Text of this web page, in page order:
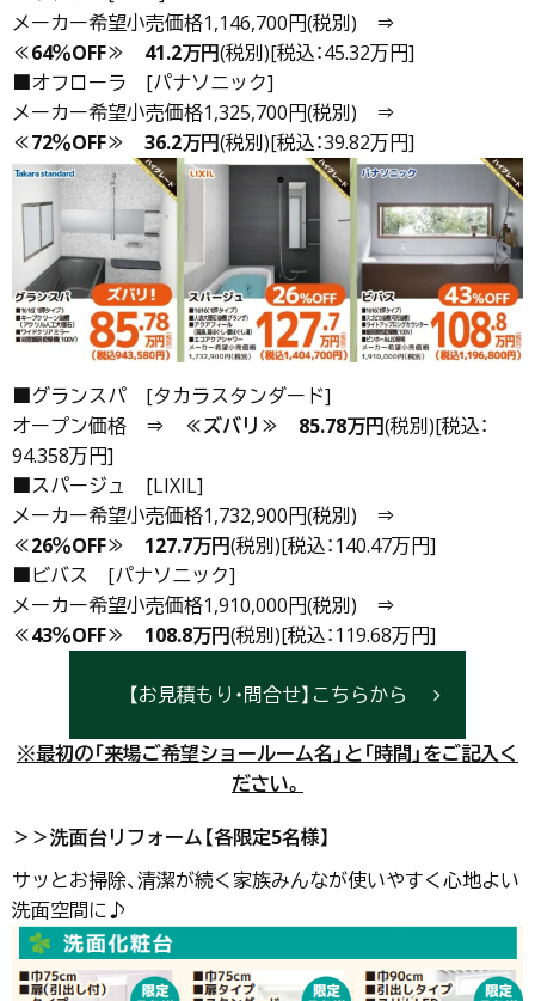
メーカー希望小売価格1,146,700円(税別) ⇒
≪64％OFF≫
41.2万円(税別)[税込：45.32万円]
■オフローラ [パナソニック]
メーカー希望小売価格1,325,700円(税別) ⇒
≪72％OFF≫
36.2万円(税別)[税込：39.82万円]
■グランスパ [タカラスタンダード]
オープン価格 ⇒ ≪ズバリ≫ 85.78万円(税別)[税込：
94.358万円]
■スパージュ [LIXIL]
メーカー希望小売価格1,732,900円(税別) ⇒
≪26％OFF≫
127.7万円(税別)[税込：140.47万円]
■ビバス [パナソニック]
メーカー希望小売価格1,910,000円(税別) ⇒
≪43％OFF≫
108.8万円(税別)[税込：119.68万円]
【お見積もり・問合せ】こちらから
※最初の「来場ご希望ショールーム名」と「時間」をご記入く
ださい。
＞＞洗面台リフォーム【各限定5名様】
サッとお掃除、清潔が続く家族みんなが使いやすく心地よい
洗面空間に♪